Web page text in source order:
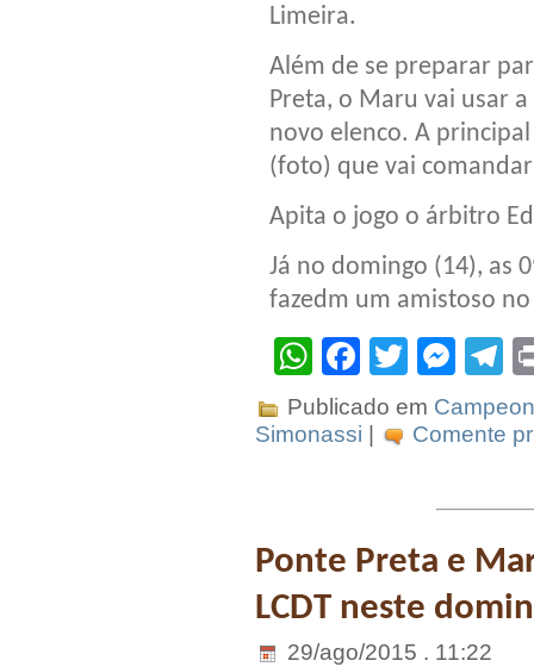
Limeira.
Além de se preparar
Preta, o Maru vai usar
novo elenco. A
(foto) que vai
Apita o jogo o árbitro
Já no domingo (14), as
fazedm um amistoso
WhatsApp
Facebook
Twitter
Publicado em
Simonassi
Comente
Ponte Preta e
LCDT neste
29/ago/2015 . 11:22